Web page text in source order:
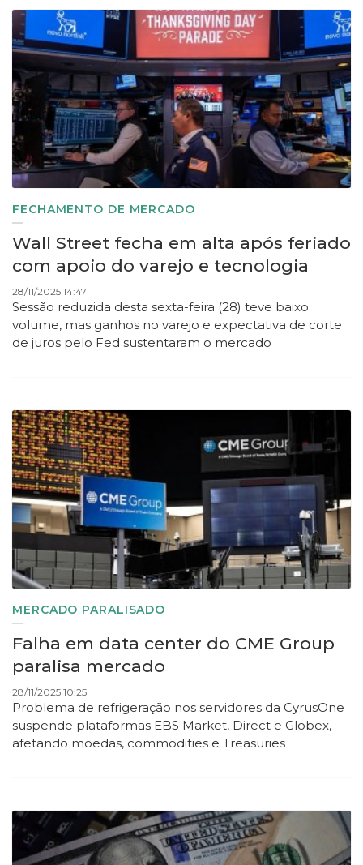
FECHAMENTO DE MERCADO
Wall Street fecha em alta após feriado
com apoio do varejo e tecnologia
28/11/2025 14:47
Sessão reduzida desta sexta-feira (28) teve baixo
volume, mas ganhos no varejo e expectativa de corte
de juros pelo Fed sustentaram o mercado
MERCADO PARALISADO
Falha em data center do CME Group
paralisa mercado
28/11/2025 10:25
Problema de refrigeração nos servidores da CyrusOne
suspende plataformas EBS Market, Direct e Globex,
afetando moedas, commodities e Treasuries